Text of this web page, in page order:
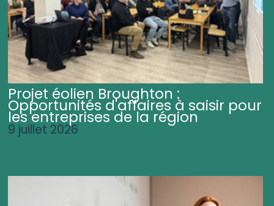
Projet éolien Broughton :
Opportunités d'affaires à saisir pour
les entreprises de la région
9 juillet 2026